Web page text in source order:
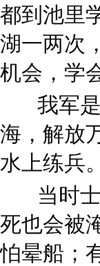
都到池里
湖一两次
机会，学
我军
海，解放
水上练兵
当时
死也会被
怕晕船；